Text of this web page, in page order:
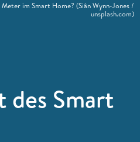
des Smart
im Smart Home? (Siân Wynn-Jones /
unsplash.com)